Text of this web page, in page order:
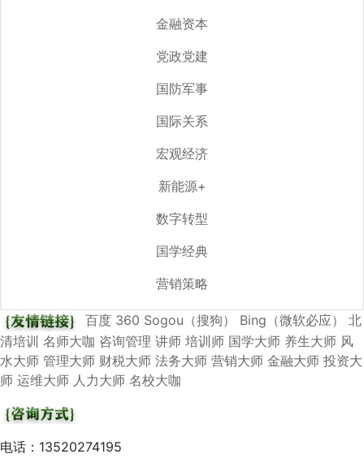
金融资本
党政党建
国防军事
国际关系
宏观经济
新能源+
数字转型
国学经典
营销策略
百度 360 Sogou（搜狗） Bing（微软必应）
北
清培训 名师大咖 咨询管理 讲师 培训师 国学大师 养生大师 风
水大师 管理大师 财税大师 法务大师 营销大师 金融大师 投资大
师 运维大师 人力大师 名校大咖
电话：13520274195